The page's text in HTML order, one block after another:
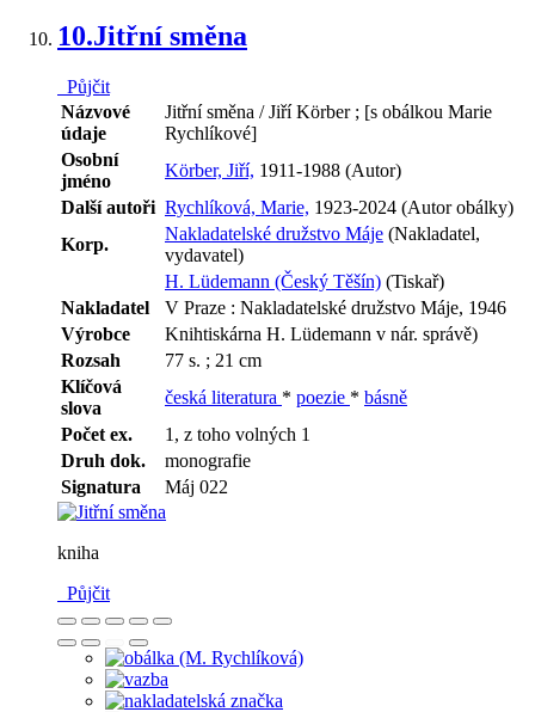
10.Jitřní směna
Půjčit
Názvové
údaje
Jitřní směna / Jiří Körber ; [s obálkou Marie
Rychlíkové]
Osobní
jméno
Körber, Jiří, 1911-1988 (Autor)
Další autoři Rychlíková, Marie, 1923-2024 (Autor obálky)
Korp.
Nakladatelské družstvo Máje (Nakladatel,
vydavatel)
H. Lüdemann (Český Těšín) (Tiskař)
Nakladatel
V Praze : Nakladatelské družstvo Máje, 1946
Výrobce
Knihtiskárna H. Lüdemann v nár. správě)
Rozsah
77 s. ; 21 cm
Klíčová
slova
česká literatura * poezie * básně
Počet ex.
1, z toho volných 1
Druh dok.
monografie
Signatura
Máj 022
kniha
Půjčit